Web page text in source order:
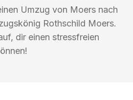
Umzug von Moers nach
Rothschild Moers.
dir einen stressfreien